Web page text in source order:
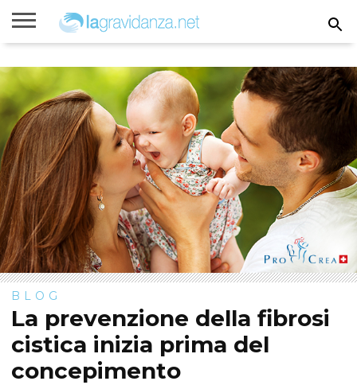
incinta
Gravidanza
Settimane
di
gravidanza
Calcolatori
di
gravidanza
Parto
Bambini
BLOG
La prevenzione della fibrosi
cistica inizia prima del
concepimento